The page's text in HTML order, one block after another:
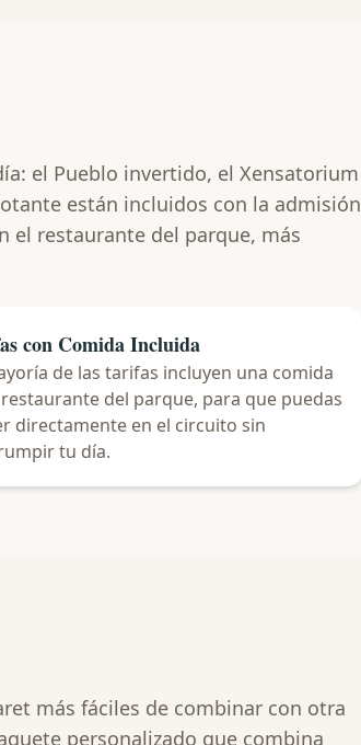
el Pueblo invertido, el Xensatorium
están incluidos con la admisión
el restaurante del parque, más
con Comida Incluida
de las tarifas incluyen una comida
del parque, para que puedas
directamente en el circuito sin
tu día.
más fáciles de combinar con otra
personalizado que combina